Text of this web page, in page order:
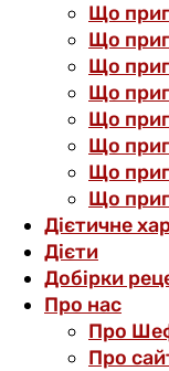
Що
Що
Що
Що
Що
Що
Що
Що
Дієтичне
Дієти
Добірки
Про нас
Про
Про